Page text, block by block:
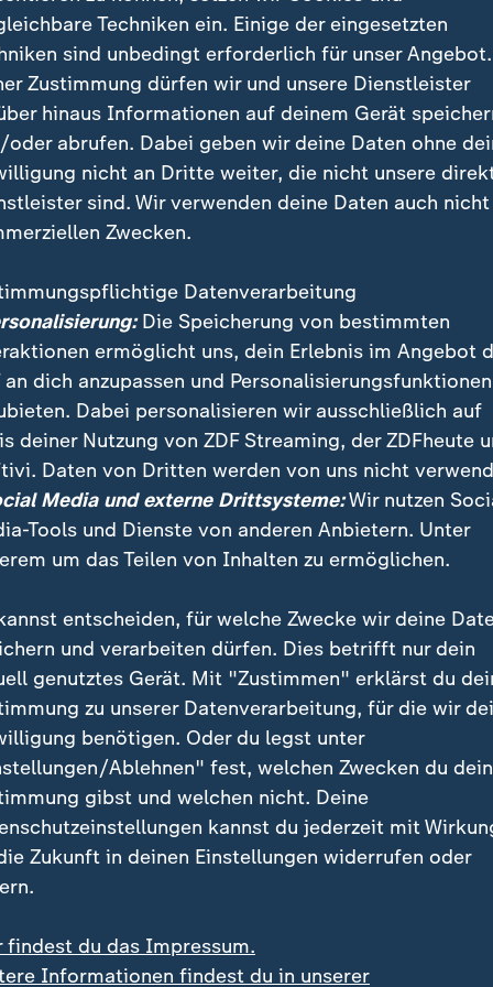
scheint relativ gesichert zu sein. "Die sunnitischen
Forderungen stellt, war nicht auf dem Plan" – so Iran-
könnte Demonstranten
haben
jedoch darauf hin, dass aufgrund der Internetsperre
außen gelangen. Am vergangenen Donnerstag
in 27 der 31 iranischen Provinzen. Die
Zahl an Todesopfern bei den Unruhen, die sich
ließ.
hat vor ein paar Tagen schon ganz klar
den regierungskritischen Protesten beteiligt (...),
und dementsprechend bestraft werden würde",
Techniken ein. Einige der eingesetzten
sind unbedingt erforderlich für unser
Zustimmung dürfen wir und unsere Dienstleister
hinaus Informationen auf deinem Gerät
oder abrufen. Dabei geben wir deine Daten ohne
nicht an Dritte weiter, die nicht unsere
sind. Wir verwenden deine Daten auch nicht
Zwecken.
Datenverarbeitung
Die Speicherung von bestimmten
ermöglicht uns, dein Erlebnis im Angebot
an dich anzupassen und Personalisierungsfunktionen
Dabei personalisieren wir ausschließlich auf
deiner Nutzung von ZDF Streaming, der ZDFheute
Daten von Dritten werden von uns nicht
Media und externe Drittsysteme:Wir nutzen
Tools und Dienste von anderen Anbietern. Unter
um das Teilen von Inhalten zu ermöglichen.
entscheiden, für welche Zwecke wir deine
und verarbeiten dürfen. Dies betrifft nur dein
genutztes Gerät. Mit "Zustimmen" erklärst du
zu unserer Datenverarbeitung, für die wir
benötigen. Oder du legst unter
Ablehnen" fest, welchen Zwecken du
gibst und welchen nicht. Deine
kannst du jederzeit mit
Zukunft in deinen Einstellungen widerrufen oder
findest du das Impressum.
Informationen findest du in unserer